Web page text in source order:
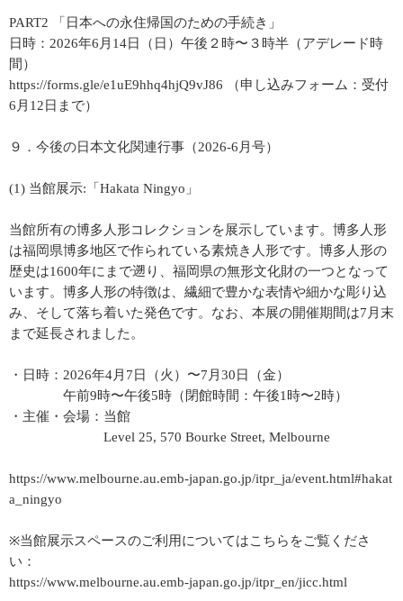
PART2 「日本への永住帰国のための手続き」
日時：2026年6月14日（日）午後２時〜３時半（アデレード時
間）
https://forms.gle/e1uE9hhq4hjQ9vJ86 （申し込みフォーム：受付
6月12日まで）
９．今後の日本文化関連行事（2026-6月号）
(1) 当館展示:「Hakata Ningyo」
当館所有の博多人形コレクションを展示しています。博多人形
は福岡県博多地区で作られている素焼き人形です。博多人形の
歴史は1600年にまで遡り、福岡県の無形文化財の一つとなって
います。博多人形の特徴は、繊細で豊かな表情や細かな彫り込
み、そして落ち着いた発色です。なお、本展の開催期間は7月末
まで延長されました。
・日時：2026年4月7日（火）〜7月30日（金）
午前9時〜午後5時（閉館時間：午後1時〜2時）
・主催・会場：当館
Level 25, 570 Bourke Street, Melbourne
https://www.melbourne.au.emb-japan.go.jp/itpr_ja/event.html#hakat
a_ningyo
※当館展示スペースのご利用についてはこちらをご覧くださ
い：
https://www.melbourne.au.emb-japan.go.jp/itpr_en/jicc.html